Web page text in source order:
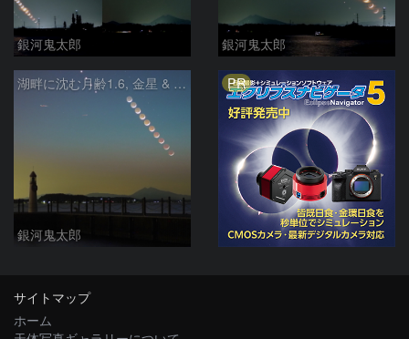
銀河鬼太郎 銀河鬼太郎
湖畔に沈む月齢1.6, 金星 & 木星-Ⅳ
銀河鬼太郎
PR
サイトマップ
ホーム